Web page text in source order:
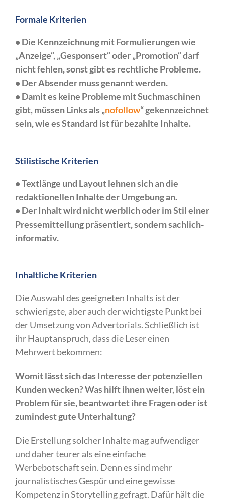
Formale Kriterien
• Die Kennzeichnung mit Formulierungen wie
„Anzeige“, „Gesponsert“ oder „Promotion“ darf
nicht fehlen, sonst gibt es rechtliche Probleme.
• Der Absender muss genannt werden.
• Damit es keine Probleme mit Suchmaschinen
gibt, müssen Links als „nofollow“ gekennzeichnet
sein, wie es Standard ist für bezahlte Inhalte.
Stilistische Kriterien
• Textlänge und Layout lehnen sich an die
redaktionellen Inhalte der Umgebung an.
• Der Inhalt wird nicht werblich oder im Stil einer
Pressemitteilung präsentiert, sondern sachlich-
informativ.
Inhaltliche Kriterien
Die Auswahl des geeigneten Inhalts ist der
schwierigste, aber auch der wichtigste Punkt bei
der Umsetzung von Advertorials. Schließlich ist
ihr Hauptanspruch, dass die Leser einen
Mehrwert bekommen:
Womit lässt sich das Interesse der potenziellen
Kunden wecken? Was hilft ihnen weiter, löst ein
Problem für sie, beantwortet ihre Fragen oder ist
zumindest gute Unterhaltung?
Die Erstellung solcher Inhalte mag aufwendiger
und daher teurer als eine einfache
Werbebotschaft sein. Denn es sind mehr
journalistisches Gespür und eine gewisse
Kompetenz in Storytelling gefragt. Dafür hält die